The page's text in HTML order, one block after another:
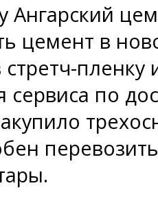
Ангарский
цемент в
по